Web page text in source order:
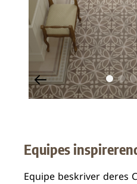
Equipes
Equipe beskriver deres